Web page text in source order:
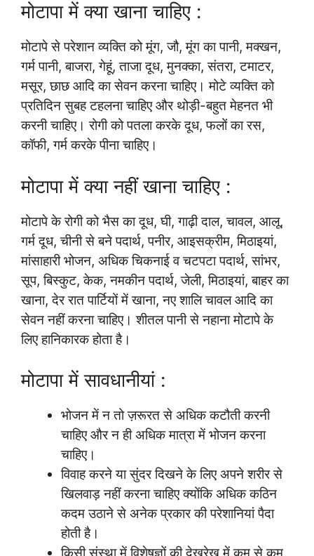
मोटापा में क्या खाना चाहिए :
मोटापे से परेशान व्यक्ति को मूंग, जौ, मूंग का पानी, मक्खन,
गर्म पानी, बाजरा, गेहूं, ताजा दूध, मुनक्का, संतरा, टमाटर,
मसूर, छाछ आदि का सेवन करना चाहिए। मोटे व्यक्ति को
प्रतिदिन सुबह टहलना चाहिए और थोड़ी-बहुत मेहनत भी
करनी चाहिए। रोगी को पतला करके दूध, फलों का रस,
कॉफी, गर्म करके पीना चाहिए।
मोटापा में क्या नहीं खाना चाहिए :
मोटापे के रोगी को भैस का दूध, घी, गाढ़ी दाल, चावल, आलू,
गर्म दूध, चीनी से बने पदार्थ, पनीर, आइसक्रीम, मिठाइयां,
मांसाहारी भोजन, अधिक चिकनाई व चटपटा पदार्थ, सांभर,
सूप, बिस्कुट, केक, नमकीन पदार्थ, जेली, मिठाइयां, बाहर का
खाना, देर रात पार्टियों में खाना, नए शालि चावल आदि का
सेवन नहीं करना चाहिए। शीतल पानी से नहाना मोटापे के
लिए हानिकारक होता है।
मोटापा में सावधानीयां :
भोजन में न तो ज़रूरत से अधिक कटौती करनी
चाहिए और न ही अधिक मात्रा में भोजन करना
चाहिए।
विवाह करने या सुंदर दिखने के लिए अपने शरीर से
खिलवाड़ नहीं करना चाहिए क्योंकि अधिक कठिन
कदम उठाने से अनेक प्रकार की परेशानियां पैदा
होती है।